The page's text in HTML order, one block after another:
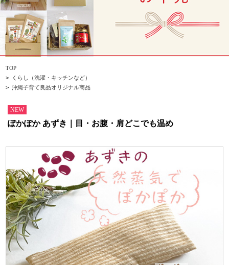
TOP
> くらし（洗濯・キッチンなど）
> 沖縄子育て良品オリジナル商品
NEW
ぽかぽか あずき｜目・お腹・肩どこでも温め